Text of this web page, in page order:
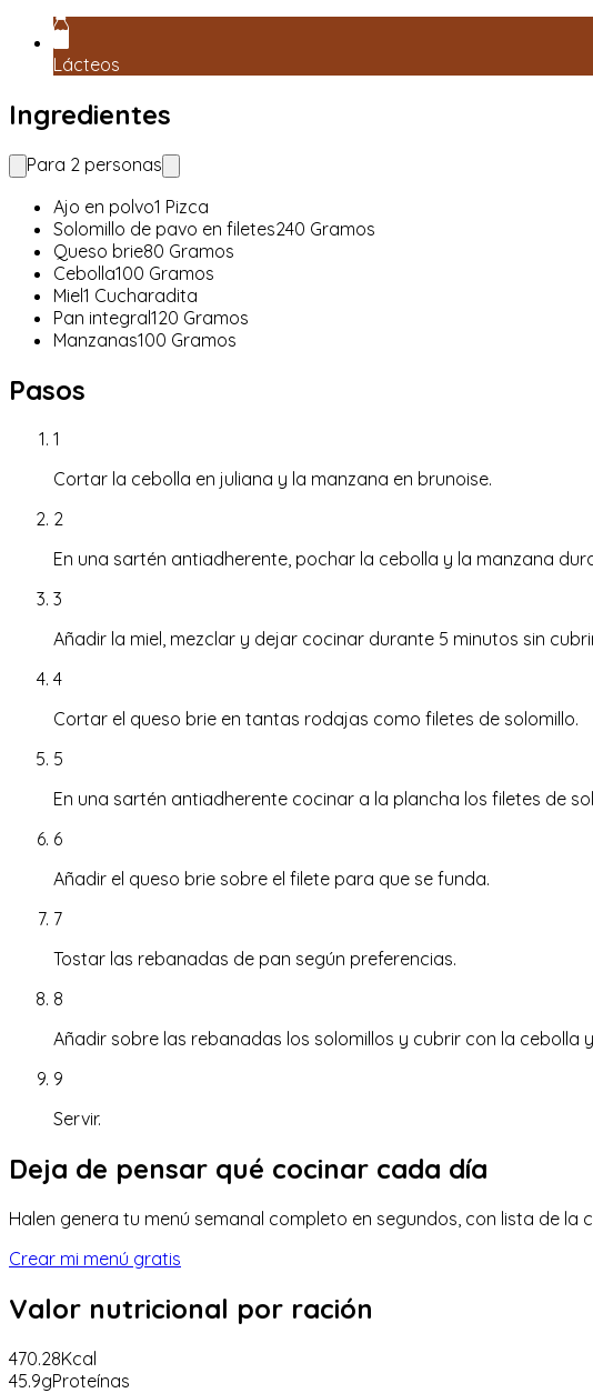
Lácteos
Ingredientes
Para 2 personas
Ajo en polvo1 Pizca
Solomillo de pavo en filetes240 Gramos
Queso brie80 Gramos
Cebolla100 Gramos
Miel1 Cucharadita
Pan integral120 Gramos
Manzanas100 Gramos
Pasos
1
Cortar la cebolla en juliana y la manzana en brunoise.
2
En una sartén antiadherente, pochar la cebolla y la manzana
3
Añadir la miel, mezclar y dejar cocinar durante 5 minutos sin
4
Cortar el queso brie en tantas rodajas como filetes de solomillo.
5
En una sartén antiadherente cocinar a la plancha los filetes de
6
Añadir el queso brie sobre el filete para que se funda.
7
Tostar las rebanadas de pan según preferencias.
8
Añadir sobre las rebanadas los solomillos y cubrir con la cebolla
9
Servir.
Deja de pensar qué cocinar cada día
Halen genera tu menú semanal completo en segundos, con lista de la
Crear mi menú gratis
Valor nutricional por ración
470.28Kcal
45.9gProteínas